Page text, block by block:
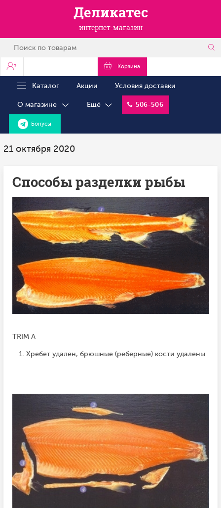
Деликатес
интернет-магазин
? Корзина
Каталог Акции Условия доставки
О магазине Ещё 506-506
Бонусы
21 октября 2020
Способы разделки рыбы
TRIM A
Хребет удален, брюшные (реберные) кости удалены